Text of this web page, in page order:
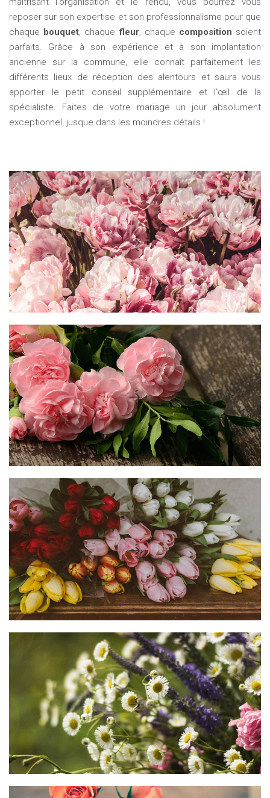
reposer sur son expertise et son professionnalisme pour que
chaque bouquet, chaquefleur, chaque composition soient
parfaits. Grâce à son expérience et à son implantation
ancienne sur la commune, elle connaît parfaitement les
différents lieux de réception des alentours et saura vous
apporter le petit conseil supplémentaire et l’œil de la
spécialiste. Faites de votre mariage un jour absolument
exceptionnel, jusque dans les moindres détails !